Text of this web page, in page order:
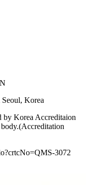
Korea
Korea Accreditaion
3072